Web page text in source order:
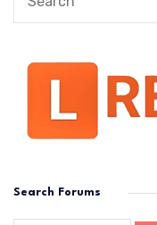
Search Forums